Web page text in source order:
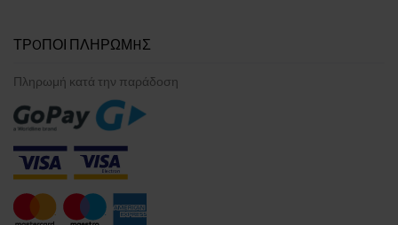
ΤΡOΠΟΙ ΠΛΗΡΩΜHΣ
Πληρωμή κατά την παράδοση